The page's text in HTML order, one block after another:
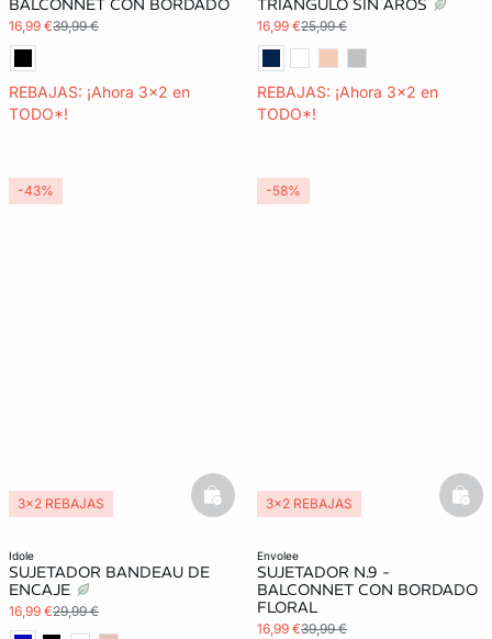
BALCONNET CON BORDADO
16,99 €39,99 €
REBAJAS: ¡Ahora 3x2 en
TODO*!
TRIÁNGULO SIN AROS
16,99 €25,99 €
REBAJAS: ¡Ahora 3x2 en
TODO*!
idole
SUJETADOR BANDEAU DE
ENCAJE
16,99 €29,99 €
3x2 REBAJAS
basketfull
-43%
envolee
SUJETADOR N.9 -
BALCONNET CON BORDADO
FLORAL
16,99 €39,99 €
3x2 REBAJAS
-58%